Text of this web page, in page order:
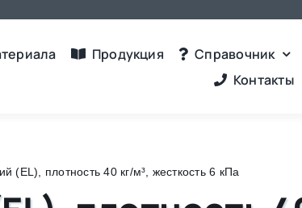
Продукция
Справочник
Контакты
(EL), плотность 40 кг/м³, жесткость 6 кПа